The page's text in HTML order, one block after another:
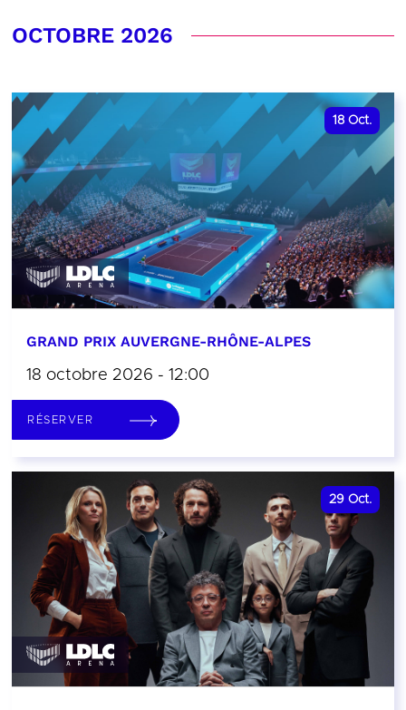
OCTOBRE 2026
18 Oct.
GRAND PRIX AUVERGNE-RHÔNE-ALPES
18 octobre 2026 - 12:00
RÉSERVER
29 Oct.